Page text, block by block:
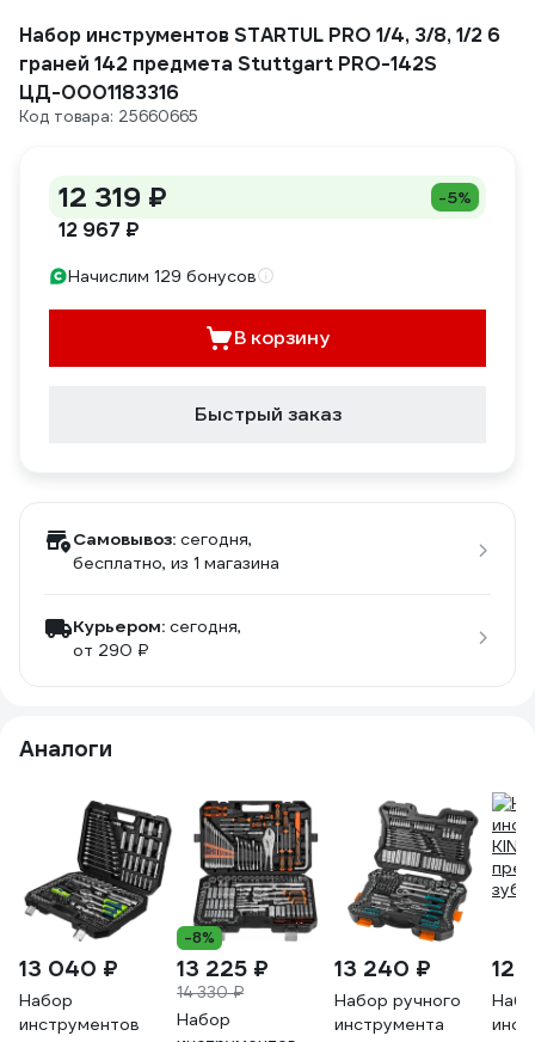
Набор инструментов STARTUL PRO 1/4, 3/8, 1/2 6
граней 142 предмета Stuttgart PRO-142S
ЦД-0001183316
Код товара: 25660665
12 319 ₽ -5%
12 967 ₽
Начислим 129 бонусов
В корзину
Быстрый заказ
Самовывоз: сегодня,
бесплатно, из 1 магазина
Курьером: сегодня,
от 290 ₽
Аналоги
13 040 ₽
Набор
инструментов
-8%
13 225 ₽
14 330 ₽
Набор
13 240 ₽
Набор ручного
инструмента
12